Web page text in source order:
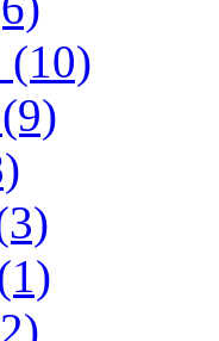
(10)